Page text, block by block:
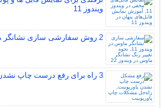
ویندوز 11
2 روش سفارشی سازی نشانگر ماوس در ویندوز 11
3 راه برای رفع درست چاپ نشدن پاورپوینت